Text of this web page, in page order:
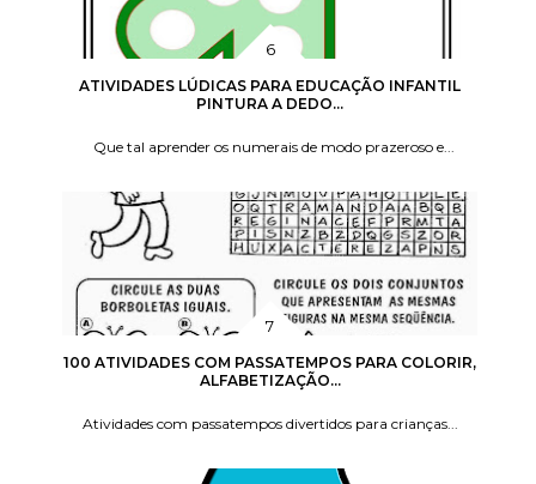
ATIVIDADES LÚDICAS PARA EDUCAÇÃO INFANTIL
PINTURA A DEDO...
Que tal aprender os numerais de modo prazeroso e...
100 ATIVIDADES COM PASSATEMPOS PARA COLORIR,
ALFABETIZAÇÃO...
Atividades com passatempos divertidos para crianças...